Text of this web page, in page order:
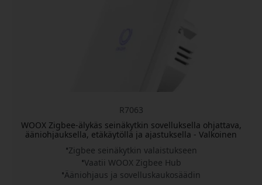
R7063
WOOX Zigbee-älykäs seinäkytkin sovelluksella ohjattava,
ääniohjauksella, etäkäytöllä ja ajastuksella - Valkoinen
Zigbee seinäkytkin valaistukseen
Vaatii WOOX Zigbee Hub
Ääniohjaus ja sovelluskaukosäädin